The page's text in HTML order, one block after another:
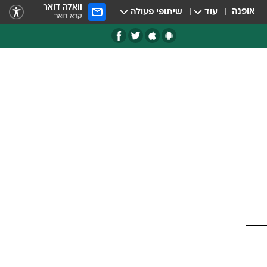
אופנה עוד שיתופי פעולה וואלה דואר
קרא דואר